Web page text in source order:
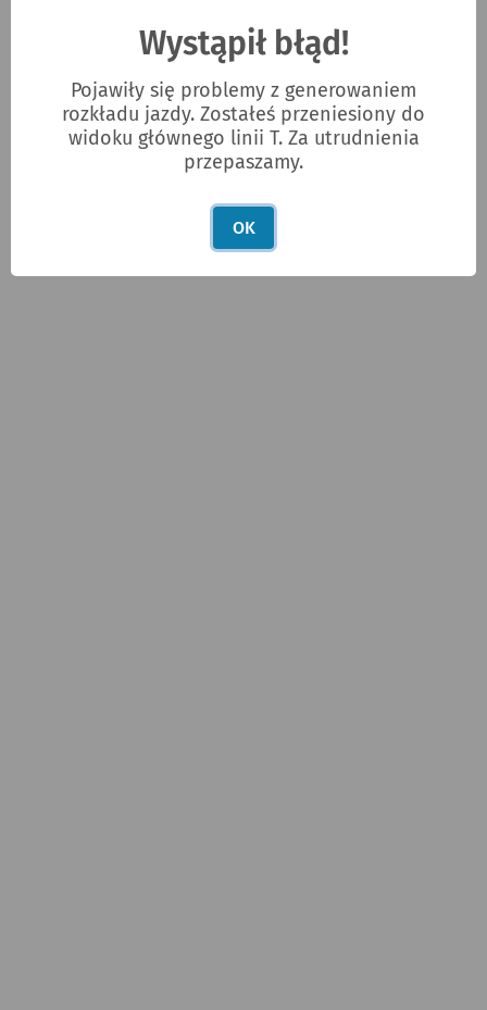
Wystąpił błąd!
Pojawiły się problemy z generowaniem
rozkładu jazdy. Zostałeś przeniesiony do
widoku głównego linii T. Za utrudnienia
przepaszamy.
OK